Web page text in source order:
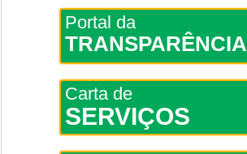
Portal da
TRANSPARÊNCIA
Carta de
SERVIÇOS